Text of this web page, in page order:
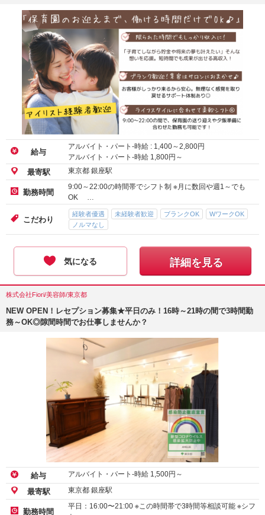
給与
アルバイト・パート-時給 : 1,400～2,800円
アルバイト・パート-時給 1,800円～
最寄駅 東京都 銀座駅
勤務時間
9:00～22:00の時間帯でシフト制 ※月に数回や週1～でも
OK …
こだわり
経験者優遇 未経験者歓迎 ブランクOK
WワークOK
ノルマなし
気になる 詳細を見る
株式会社Fiori/美容師/東京都
NEW OPEN！レセプション募集★平日のみ！16時～21時の間で3時間勤
務～OK◎隙間時間でお仕事しませんか？
給与 アルバイト・パート-時給 1,500円～
最寄駅 東京都 銀座駅
勤務時間
平日：16:00〜21:00 ※この時間帯で3時間等相談可能 ※シフ